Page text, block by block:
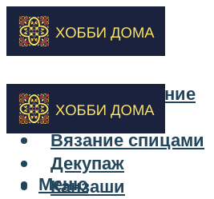
Бисероплетение
Вышивка
Вязание спицами
Декупаж
Канзаши
Меню